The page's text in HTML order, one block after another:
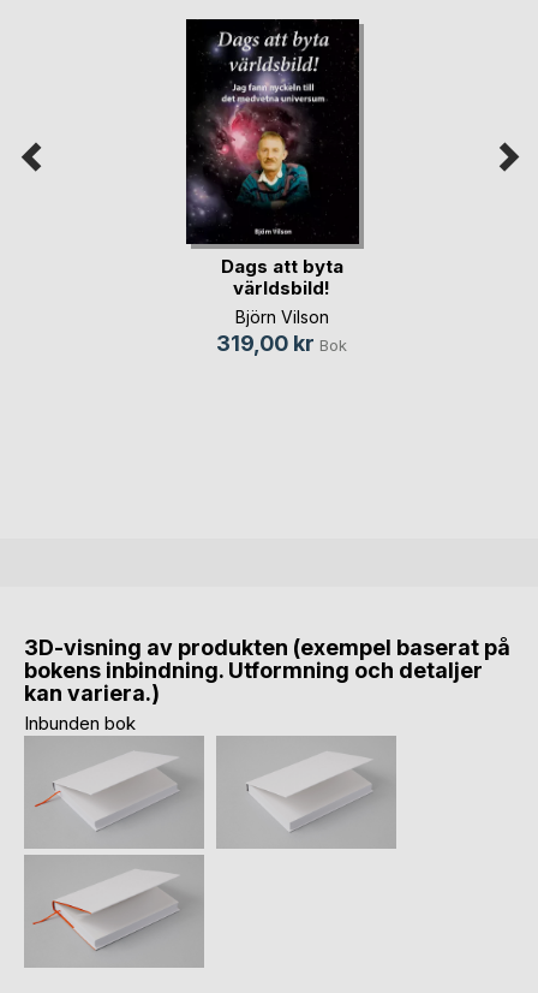
Dags att byta
världsbild!
Björn Vilson
319,00 kr Bok
3D-visning av produkten (exempel baserat på
bokens inbindning. Utformning och detaljer
kan variera.)
Inbunden bok